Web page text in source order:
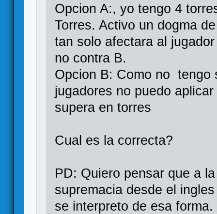
Opcion A:, yo tengo 4
Torres. Activo un dogma
tan solo afectara al
no contra B.
Opcion B: Como no tengo
jugadores no puedo
supera en torres
Cual es la correcta?
PD: Quiero pensar que a
supremacia desde el
se interpreto de esa forma.